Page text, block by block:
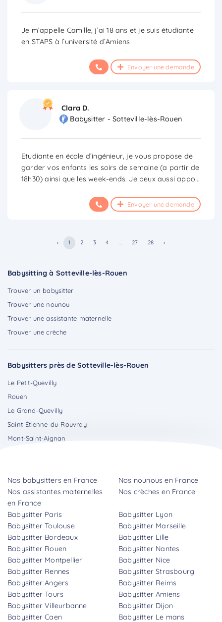
Babysitting à Sotteville-lès-Rouen
Trouver un babysitter
Trouver une nounou
Trouver une assistante maternelle
Trouver une crèche
Babysitters près de Sotteville-lès-Rouen
Le Petit-Quevilly
Rouen
Le Grand-Quevilly
Saint-Étienne-du-Rouvray
Mont-Saint-Aignan
Je m’appelle Camille, j’ai 18 ans et je suis étudiante
en STAPS à l’université d’Amiens
Envoyer une demande
Clara D.
Babysitter - Sotteville-lès-Rouen
Etudiante en école d’ingénieur, je vous propose de
garder vos enfants les soirs de semaine (a partir de
18h30) ainsi que les week-ends. Je peux aussi appo...
Envoyer une demande
‹ 1 2 3 4 ... 27 28 ›
Nos babysitters en France
Nos nounous en France
Nos assistantes maternelles
en France
Nos crèches en France
Babysitter Paris
Babysitter Lyon
Babysitter Toulouse
Babysitter Marseille
Babysitter Bordeaux
Babysitter Lille
Babysitter Rouen
Babysitter Nantes
Babysitter Montpellier
Babysitter Nice
Babysitter Rennes
Babysitter Strasbourg
Babysitter Angers
Babysitter Reims
Babysitter Tours
Babysitter Amiens
Babysitter Villeurbanne
Babysitter Dijon
Babysitter Caen
Babysitter Le mans